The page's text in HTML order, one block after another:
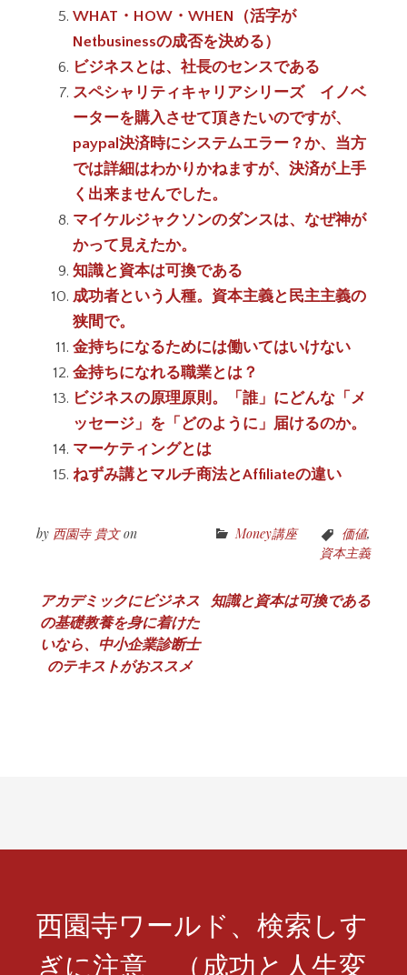
WHAT・HOW・WHEN（活字が
Netbusinessの成否を決める）
ビジネスとは、社長のセンスである
スペシャリティキャリアシリーズ イノベ
ーターを購入させて頂きたいのですが、
paypal決済時にシステムエラー？か、当方
では詳細はわかりかねますが、決済が上手
く出来ませんでした。
マイケルジャクソンのダンスは、なぜ神が
かって見えたか。
知識と資本は可換である
成功者という人種。資本主義と民主主義の
狭間で。
金持ちになるためには働いてはいけない
金持ちになれる職業とは？
ビジネスの原理原則。「誰」にどんな「メ
ッセージ」を「どのように」届けるのか。
マーケティングとは
ねずみ講とマルチ商法とAffiliateの違い
by 西園寺 貴文on Money講座 価値,
資本主義
投
稿
ナ
アカデミックにビジネス
の基礎教養を身に着けた
いなら、中小企業診断士
のテキストがおススメ
知識と資本は可換である
西園寺ワールド、検索しす
ぎに注意 （成功と人生変